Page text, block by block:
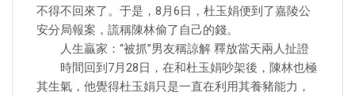
不得不回來了。于是，8月6日，杜玉娟便到了嘉陵公
安分局報案，謊稱陳林偷了自己的錢。
人生贏家：“被抓”男友稱諒解 釋放當天兩人扯證
時間回到7月28日，在和杜玉娟吵架後，陳林也極
其生氣，他覺得杜玉娟只是一直在利用其養豬能力，